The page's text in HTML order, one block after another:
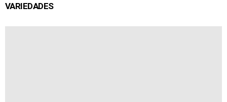
VARIEDADES